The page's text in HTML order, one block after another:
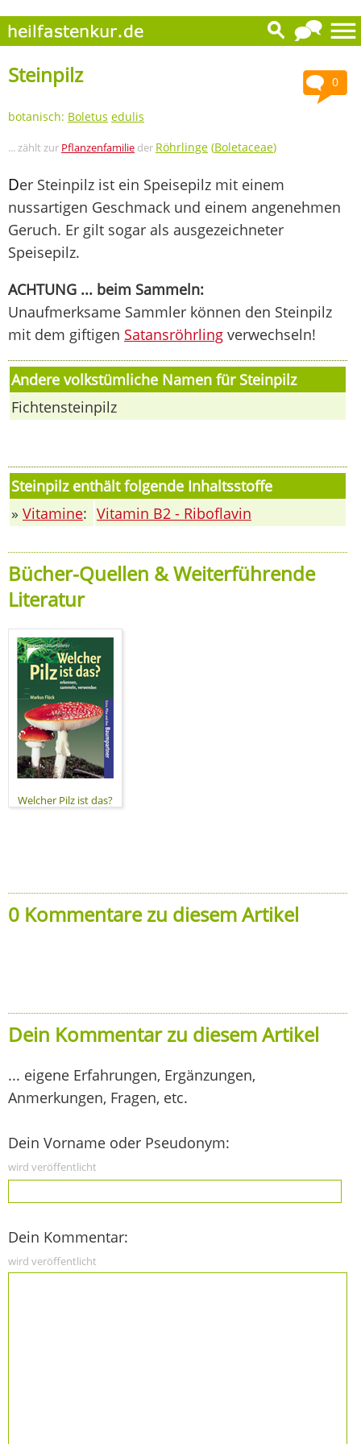
0
Steinpilz
botanisch: Boletus edulis
... zählt zur Pflanzenfamilie der Röhrlinge (Boletaceae)
Der Steinpilz ist ein Speisepilz mit einem
nussartigen Geschmack und einem angenehmen
Geruch. Er gilt sogar als ausgezeichneter
Speisepilz.
ACHTUNG ... beim Sammeln:
Unaufmerksame Sammler können den Steinpilz
mit dem giftigen Satansröhrling verwechseln!
Andere volkstümliche Namen für Steinpilz
Fichtensteinpilz
Steinpilz enthält folgende Inhaltsstoffe
» Vitamine: Vitamin B2 - Riboflavin
Bücher-Quellen & Weiterführende
Literatur
Welcher Pilz ist das?
0 Kommentare zu diesem Artikel
Dein Kommentar zu diesem Artikel
... eigene Erfahrungen, Ergänzungen,
Anmerkungen, Fragen, etc.
Dein Vorname oder Pseudonym:
wird veröffentlicht
Dein Kommentar:
wird veröffentlicht